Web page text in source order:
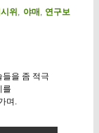
위 , 야매 , 연구보
을 좀 적극
를
며.